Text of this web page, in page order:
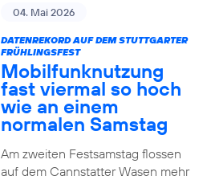
04. Mai 2026
DATENREKORD AUF DEM STUTTGARTER
FRÜHLINGSFEST
Mobilfunknutzung
fast viermal so hoch
wie an einem
normalen Samstag
Am zweiten Festsamstag flossen
auf dem Cannstatter Wasen mehr